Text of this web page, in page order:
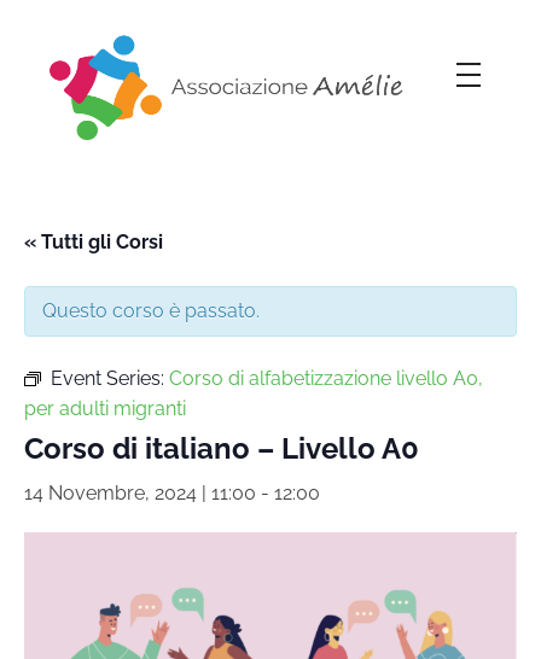
« Tutti gli Corsi
Questo corso è passato.
Event Series: Corso di alfabetizzazione livello A0,
per adulti migranti
Corso di italiano – Livello A0
14 Novembre, 2024 | 11:00 - 12:00